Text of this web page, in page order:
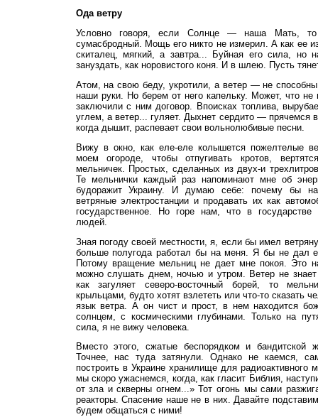
Ода ветру
Условно говоря, если Солнце — наша Мать,
сумасбродный. Мощь его никто не измерил. А как ее
скиталец, мягкий, а завтра... Буйная его сила, но
зануздать, как норовистого коня. И в шлею. Пусть
Атом, на свою беду, укротили, а ветер — не
наши руки. Но берем от него капельку. Может, что
заключили с ним договор. Впоисках топлива,
углем, а ветер... гуляет. Дыхнет сердито — прячемся
когда дышит, распевает свои вольнолюбивые песни.
Вижу в окно, как еле-еле колышется пожелтелые
моем огороде, чтобы отпугивать кротов,
мельничек. Простых, сделанных из двух-и
Те мельнички каждый раз напоминают мне об
будоражит Украину. И думаю себе: почему бы
ветряные электростанции и продавать их как
государственное. Но горе нам, что в государстве
людей.
Зная погоду своей местности, я, если бы имел
больше полугода работал бы на меня. Я бы не дал
Потому вращение мельниц не дает мне покоя. Это
можно слушать днем, ночью и утром. Ветер не
как загуляет северо-восточный борей, то
крыльцами, будто хотят взлететь или что-то сказать
язык ветра. А он чист и прост, в нем находится
солнцем, с космическими глубинами. Только на
сила, я не вижу человека.
Вместо этого, сжатые беспорядком и
Точнее, нас туда затянули. Однако не каемся,
построить в Украине хранилище для радиоактивного
мы скоро ужаснемся, когда, как гласит Библия,
от зла и скверны огнем...» Тот огонь мы сами
реакторы. Спасение наше не в них. Давайте
будем общаться с ними!